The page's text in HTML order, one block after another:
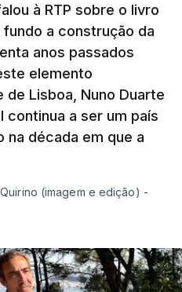
à RTP sobre o livro
a construção da
anos passados
elemento
Lisboa, Nuno Duarte
continua a ser um país
década em que a
(imagem e edição) -